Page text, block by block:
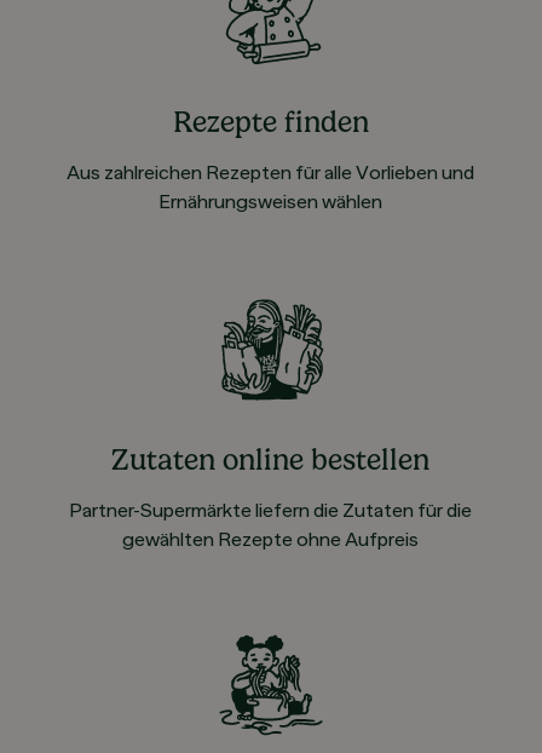
Rezepte finden
Aus zahlreichen Rezepten für alle Vorlieben und
Ernährungsweisen wählen
Zutaten online bestellen
Partner-Supermärkte liefern die Zutaten für die
gewählten Rezepte ohne Aufpreis